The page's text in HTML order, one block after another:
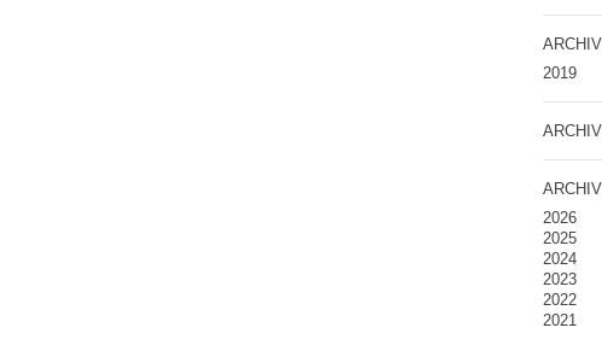
2019
2026
2025
2024
2023
2022
2021